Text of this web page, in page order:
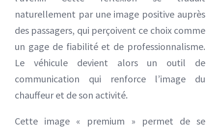
naturellement par une image positive auprès
des passagers, qui perçoivent ce choix comme
un gage de fiabilité et de professionnalisme.
Le véhicule devient alors un outil de
communication qui renforce l’image du
chauffeur et de son activité.
Cette image « premium » permet de se